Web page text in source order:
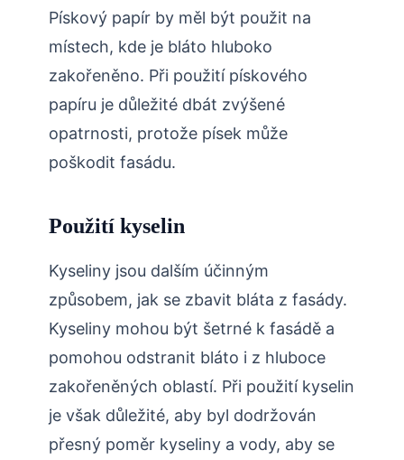
Pískový papír by měl být použit na
místech, kde je bláto hluboko
zakořeněno. Při použití pískového
papíru je důležité dbát zvýšené
opatrnosti, protože písek může
poškodit fasádu.
Použití kyselin
Kyseliny jsou dalším účinným
způsobem, jak se zbavit bláta z fasády.
Kyseliny mohou být šetrné k fasádě a
pomohou odstranit bláto i z hluboce
zakořeněných oblastí. Při použití kyselin
je však důležité, aby byl dodržován
přesný poměr kyseliny a vody, aby se